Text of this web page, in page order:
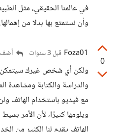
في عالمنا الحقيقي، مثل
وأن نستمتع بها بدلا من إهمالها.
0
Foza01 قبل 3 سنوات أضف
ولكن أي شخص غيرك سيتمكن
والدراسة والكتابة ومشاهدة
مع فيديو باستخدام الهاتف
ويلومها كثيرًا، لأن الأمر